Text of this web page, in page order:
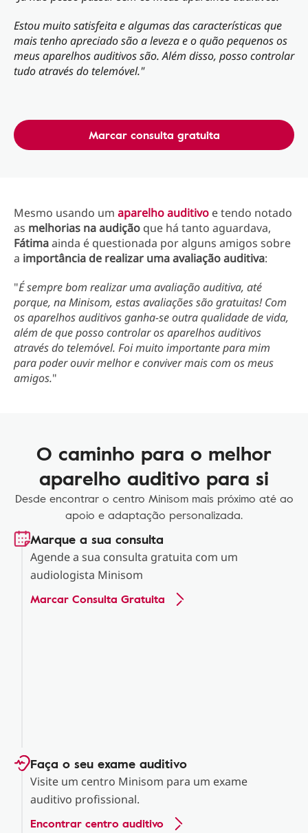
Estou muito satisfeita e algumas das características que
mais tenho apreciado são a leveza e o quão pequenos os
meus aparelhos auditivos são. Além disso, posso controlar
tudo através do telemóvel."
Marcar consulta gratuita
Mesmo usando um aparelho auditivo e tendo notado
as melhorias na audição que há tanto aguardava,
Fátimaainda é questionada por alguns amigos sobre
a importância de realizar uma avaliação auditiva:
"É sempre bom realizar uma avaliação auditiva, até
porque, na Minisom, estas avaliações são gratuitas! Com
os aparelhos auditivos ganha-se outra qualidade de vida,
além de que posso controlar os aparelhos auditivos
através do telemóvel. Foi muito importante para mim
para poder ouvir melhor e conviver mais com os meus
amigos."
O caminho para o melhor
aparelho auditivo para si
Desde encontrar o centro Minisom mais próximo até ao
apoio e adaptação personalizada.
Marque a sua consulta
Agende a sua consulta gratuita com um
audiologista Minisom
Marcar Consulta Gratuita
Faça o seu exame auditivo
Visite um centro Minisom para um exame
auditivo profissional.
Encontrar centro auditivo